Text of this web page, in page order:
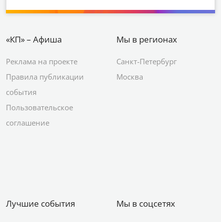
«КП» – Афиша
Реклама на проекте
Правила публикации
события
Пользовательское
соглашение
Мы в регионах
Санкт-Петербург
Москва
Лучшие события Мы в соцсетях